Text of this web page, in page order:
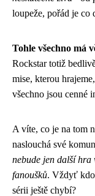
loupeže, pořád je co
Tohle všechno má
Rockstar totiž
mise, kterou
všechno jsou cenné
A víte, co je na tom
naslouchá své
nebude jen další hra
fanoušků. Vždyť
sérii ještě chybí?